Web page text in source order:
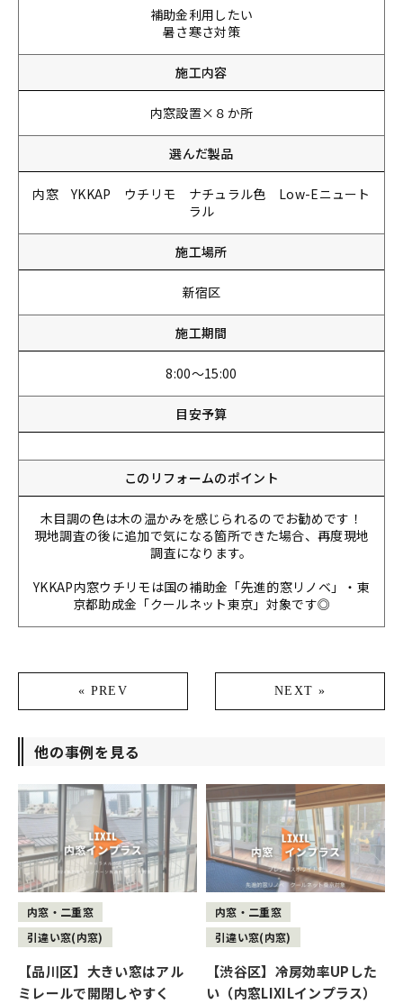
補助金利用したい
暑さ寒さ対策
施工内容
内窓設置×８か所
選んだ製品
内窓 YKKAP ウチリモ ナチュラル色 Low-Eニュート
ラル
施工場所
新宿区
施工期間
8:00～15:00
目安予算
このリフォームのポイント
木目調の色は木の温かみを感じられるのでお勧めです！
現地調査の後に追加で気になる箇所できた場合、再度現地
調査になります。
YKKAP内窓ウチリモは国の補助金「先進的窓リノベ」・東
京都助成金「クールネット東京」対象です◎
« PREV NEXT »
他の事例を見る
内窓・二重窓
引違い窓(内窓)
【品川区】大きい窓はアル
ミレールで開閉しやすく
内窓・二重窓
引違い窓(内窓)
【渋谷区】冷房効率UPした
い（内窓LIXILインプラス）